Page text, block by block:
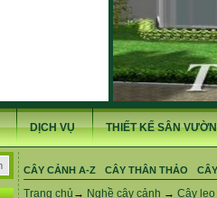
DỊCH VỤ THIẾT KẾ SÂN VƯỜN
CÂY CẢNH A-Z CÂY THÂN THẢO
Trang chủ → Nghề cây cảnh → Cây leo